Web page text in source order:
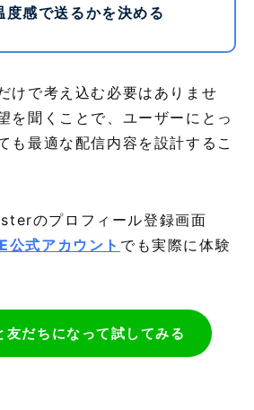
度感で送るかを決める
けで考え込む必要はありませ
を聞くことで、ユーザーにとっ
も最適な配信内容を設計するこ
のプロフィール登録画面
式アカウント でも実際に体験
だちになって試してみる